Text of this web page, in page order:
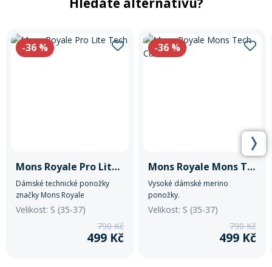
-36 %
Mons Royale Pro Lite Tech
Dámské technické ponožky
značky Mons Royale
Velikost: S (35-37)
790 Kč
499 Kč
-36 %
Mons Royale Mons Tech Cushion
Vysoké dámské merino
ponožky.
Velikost: S (35-37)
790 Kč
499 Kč